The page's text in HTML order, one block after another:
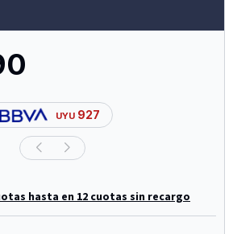
UYU 927
hasta en 12 cuotas sin recargo